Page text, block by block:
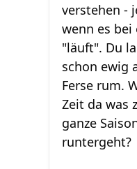
verstehen -
wenn es
"läuft". Du
schon ewig
Ferse rum.
Zeit da was
ganze
runtergeht?